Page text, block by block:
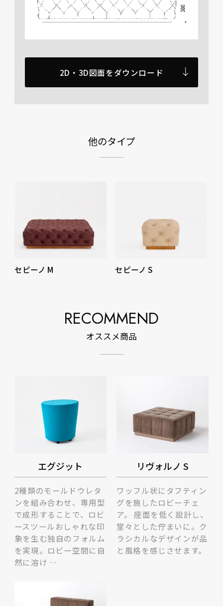
2D・3D図面をダウンロード
他のタイプ
セピーノ M セピーノ S
RECOMMEND
オススメ商品
エグジット
2種類のモールドウレタ
ンを組み合わせ、専用型
で成形することで、ロビ
ースツールおしゃれな印
象を生む独自のフォルム
を実現。ロビー空間に自
然に溶け …
リヴォルノ S
ワッフル状にタフティン
グを施したロビーチェ
ア。 座面を低く設計し、
堂々とした佇まいに。ク
ラシカルなデザインが品
と風格を感じさせます。